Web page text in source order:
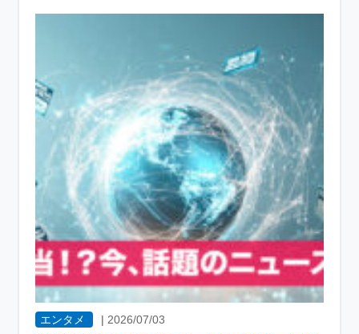
エンタメ | 2026/07/03